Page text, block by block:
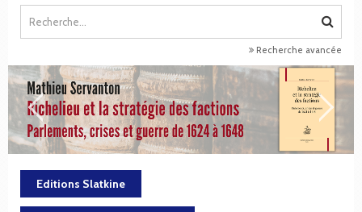
Recherche avancée
Editions Slatkine